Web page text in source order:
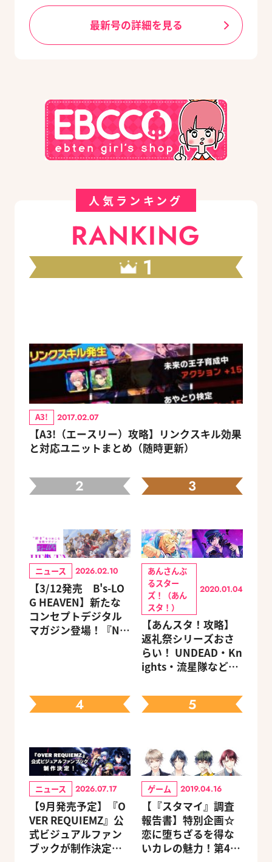
最新号の詳細を見る
人気ランキング
RANKING
1
A3! 2017.02.07
【A3!（エースリー）攻略】リンクスキル効果
と対応ユニットまとめ（随時更新）
2
ニュース 2026.02.10
【3/12発売 B's-LO
G HEAVEN】新たな
コンセプトデジタル
マガジン登場！『NU:
中！
3
あんさんぶ
るスター
ズ！（あん
スタ！）
2020.01.04
【あんスタ！攻略】
返礼祭シリーズおさ
らい！ UNDEAD・Kn
ights・流星隊など、
ェック
4
ニュース 2026.07.17
【9月発売予定】『O
VER REQUIEMZ』公
式ビジュアルファン
ブックが制作決定！
5
ゲーム 2019.04.16
【『スタマイ』調査
報告書】特別企画☆
恋に堕ちざるを得な
いカレの魅力！第4